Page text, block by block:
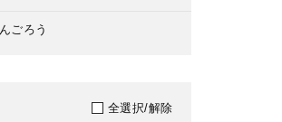
ごろう
全選択/解除